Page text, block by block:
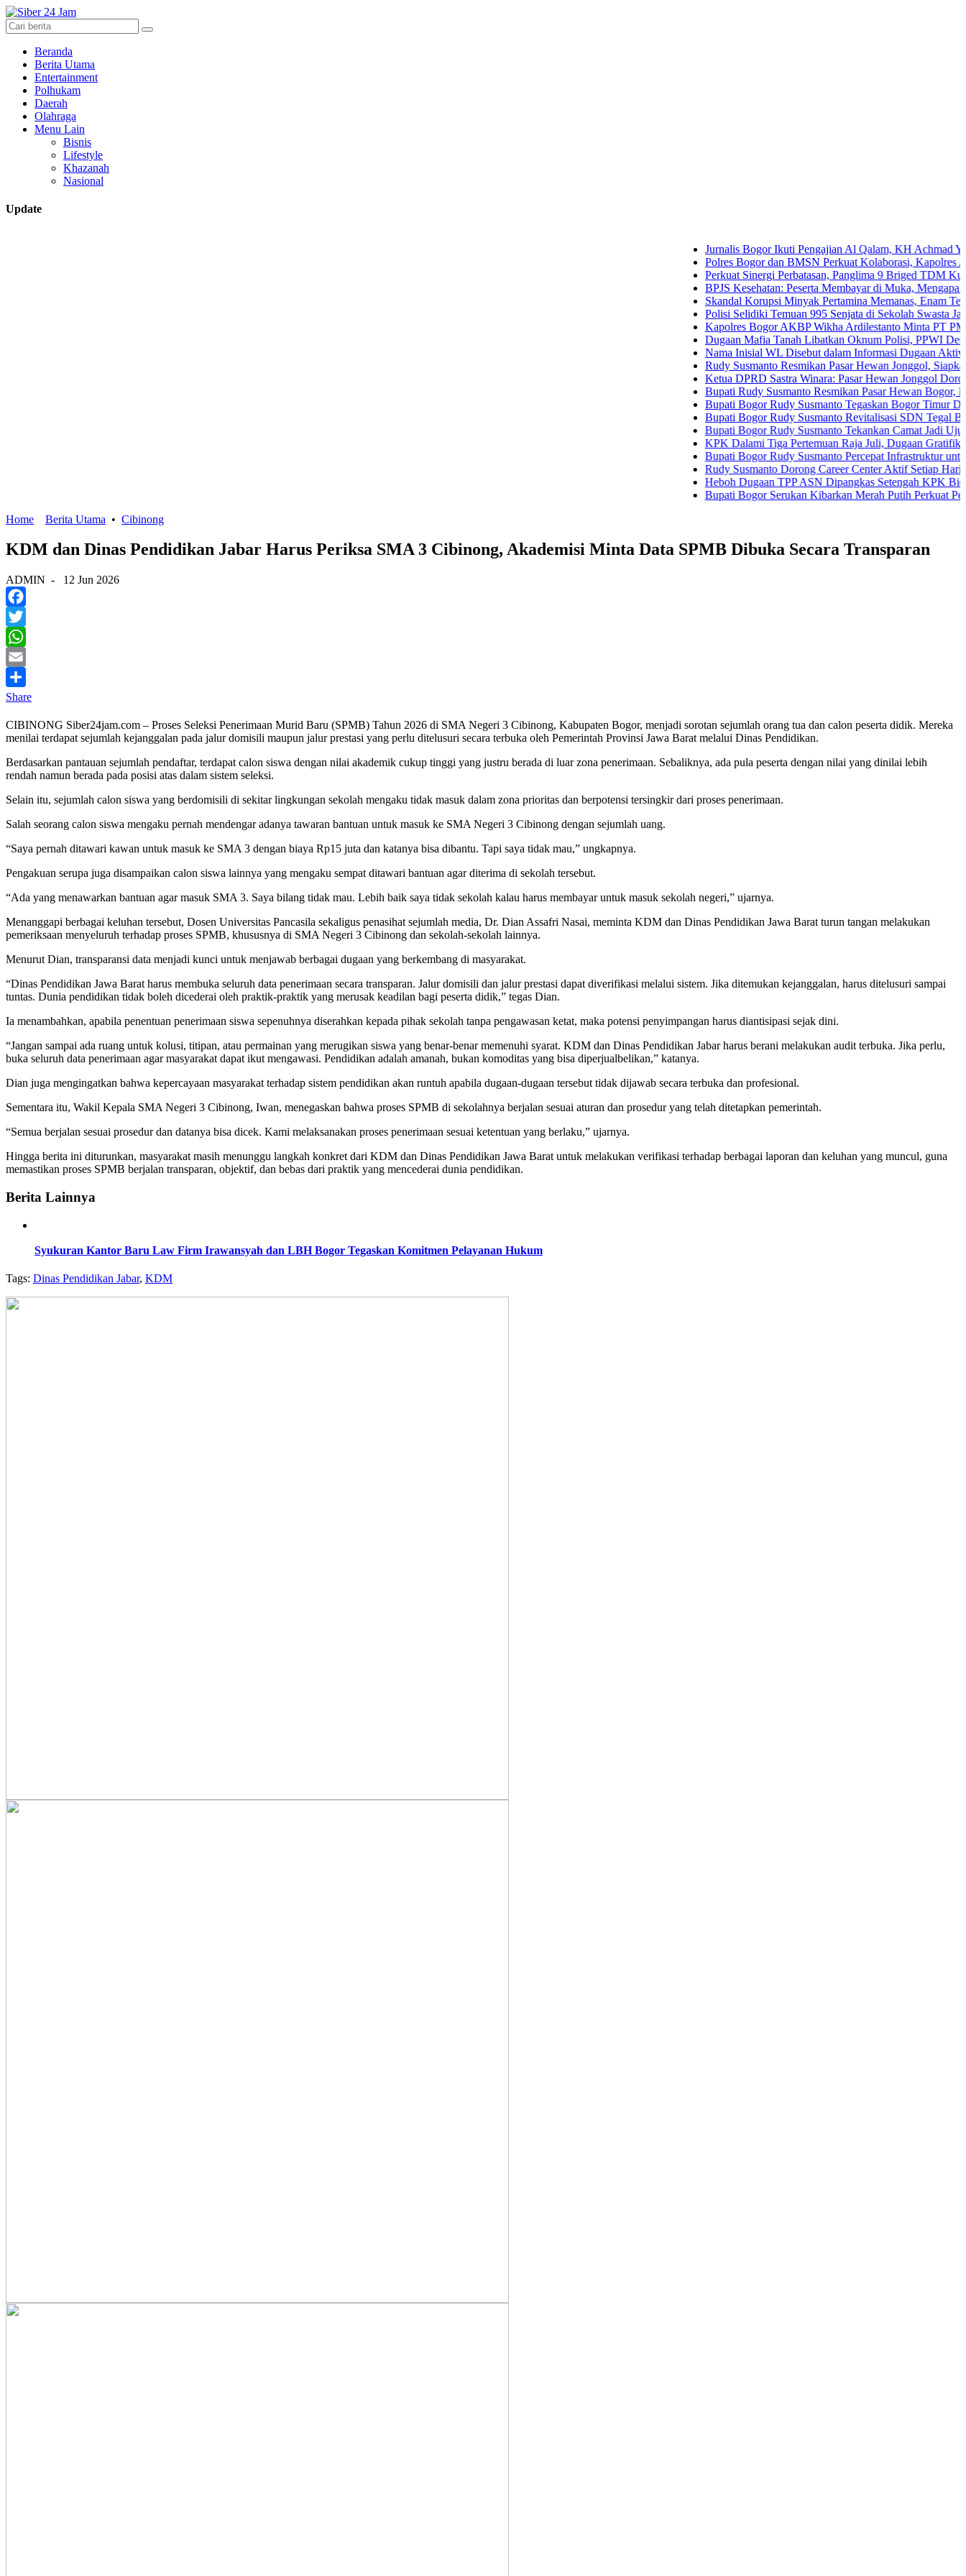
Beranda
Berita Utama
Entertainment
Polhukam
Daerah
Olahraga
Menu Lain
Bisnis
Lifestyle
Khazanah
Nasional
Update
Jurnalis Bogor Ikuti Pengajian Al Qalam, KH Achmad Yaudin
Polres Bogor dan BMSN Perkuat Kolaborasi, Kapolres Ajak
Perkuat Sinergi Perbatasan, Panglima 9 Briged TDM Kunjungi
BPJS Kesehatan: Peserta Membayar di Muka, Mengapa Masih
Skandal Korupsi Minyak Pertamina Memanas, Enam Tersangka
Polisi Selidiki Temuan 995 Senjata di Sekolah Swasta Jakarta
Kapolres Bogor AKBP Wikha Ardilestanto Minta PT PMC
Dugaan Mafia Tanah Libatkan Oknum Polisi, PPWI Desak
Nama Inisial WL Disebut dalam Informasi Dugaan Aktivitas di
Rudy Susmanto Resmikan Pasar Hewan Jonggol, Siapkan
Ketua DPRD Sastra Winara: Pasar Hewan Jonggol Dorong
Bupati Rudy Susmanto Resmikan Pasar Hewan Bogor,
Bupati Bogor Rudy Susmanto Tegaskan Bogor Timur Disiapkan
Bupati Bogor Rudy Susmanto Revitalisasi SDN Tegal Benteng,
Bupati Bogor Rudy Susmanto Tekankan Camat Jadi Ujung
KPK Dalami Tiga Pertemuan Raja Juli, Dugaan Gratifikasi
Bupati Bogor Rudy Susmanto Percepat Infrastruktur untuk
Rudy Susmanto Dorong Career Center Aktif Setiap Hari Perluas
Heboh Dugaan TPP ASN Dipangkas Setengah KPK Bidik
Bupati Bogor Serukan Kibarkan Merah Putih Perkuat Persatuan
Home
Berita Utama • Cibinong
KDM dan Dinas Pendidikan Jabar Harus Periksa SMA 3 Cibinong, Akademisi Minta Data SPMB Dibuka Secara Transparan
ADMIN - 12 Jun 2026
Facebook
Twitter
WhatsApp
Email
Share
CIBINONG Siber24jam.com – Proses Seleksi Penerimaan Murid Baru (SPMB) Tahun 2026 di SMA Negeri 3 Cibinong, Kabupaten Bogor, menjadi sorotan sejumlah orang tua dan calon peserta didik. Mereka
menilai terdapat sejumlah kejanggalan pada jalur domisili maupun jalur prestasi yang perlu ditelusuri secara terbuka oleh Pemerintah Provinsi Jawa Barat melalui Dinas Pendidikan.
Berdasarkan pantauan sejumlah pendaftar, terdapat calon siswa dengan nilai akademik cukup tinggi yang justru berada di luar zona penerimaan. Sebaliknya, ada pula peserta dengan nilai yang dinilai lebih
rendah namun berada pada posisi atas dalam sistem seleksi.
Selain itu, sejumlah calon siswa yang berdomisili di sekitar lingkungan sekolah mengaku tidak masuk dalam zona prioritas dan berpotensi tersingkir dari proses penerimaan.
Salah seorang calon siswa mengaku pernah mendengar adanya tawaran bantuan untuk masuk ke SMA Negeri 3 Cibinong dengan sejumlah uang.
“Saya pernah ditawari kawan untuk masuk ke SMA 3 dengan biaya Rp15 juta dan katanya bisa dibantu. Tapi saya tidak mau,” ungkapnya.
Pengakuan serupa juga disampaikan calon siswa lainnya yang mengaku sempat ditawari bantuan agar diterima di sekolah tersebut.
“Ada yang menawarkan bantuan agar masuk SMA 3. Saya bilang tidak mau. Lebih baik saya tidak sekolah kalau harus membayar untuk masuk sekolah negeri,” ujarnya.
Menanggapi berbagai keluhan tersebut, Dosen Universitas Pancasila sekaligus penasihat sejumlah media, Dr. Dian Assafri Nasai, meminta KDM dan Dinas Pendidikan Jawa Barat turun tangan melakukan
pemeriksaan menyeluruh terhadap proses SPMB, khususnya di SMA Negeri 3 Cibinong dan sekolah-sekolah lainnya.
Menurut Dian, transparansi data menjadi kunci untuk menjawab berbagai dugaan yang berkembang di masyarakat.
“Dinas Pendidikan Jawa Barat harus membuka seluruh data penerimaan secara transparan. Jalur domisili dan jalur prestasi dapat diverifikasi melalui sistem. Jika ditemukan kejanggalan, harus ditelusuri sampai
tuntas. Dunia pendidikan tidak boleh dicederai oleh praktik-praktik yang merusak keadilan bagi peserta didik,” tegas Dian.
Ia menambahkan, apabila penentuan penerimaan siswa sepenuhnya diserahkan kepada pihak sekolah tanpa pengawasan ketat, maka potensi penyimpangan harus diantisipasi sejak dini.
“Jangan sampai ada ruang untuk kolusi, titipan, atau permainan yang merugikan siswa yang benar-benar memenuhi syarat. KDM dan Dinas Pendidikan Jabar harus berani melakukan audit terbuka. Jika perlu,
buka seluruh data penerimaan agar masyarakat dapat ikut mengawasi. Pendidikan adalah amanah, bukan komoditas yang bisa diperjualbelikan,” katanya.
Dian juga mengingatkan bahwa kepercayaan masyarakat terhadap sistem pendidikan akan runtuh apabila dugaan-dugaan tersebut tidak dijawab secara terbuka dan profesional.
Sementara itu, Wakil Kepala SMA Negeri 3 Cibinong, Iwan, menegaskan bahwa proses SPMB di sekolahnya berjalan sesuai aturan dan prosedur yang telah ditetapkan pemerintah.
“Semua berjalan sesuai prosedur dan datanya bisa dicek. Kami melaksanakan proses penerimaan sesuai ketentuan yang berlaku,” ujarnya.
Hingga berita ini diturunkan, masyarakat masih menunggu langkah konkret dari KDM dan Dinas Pendidikan Jawa Barat untuk melakukan verifikasi terhadap berbagai laporan dan keluhan yang muncul, guna
memastikan proses SPMB berjalan transparan, objektif, dan bebas dari praktik yang mencederai dunia pendidikan.
Berita Lainnya
Syukuran Kantor Baru Law Firm Irawansyah dan LBH Bogor Tegaskan Komitmen Pelayanan Hukum
Tags: Dinas Pendidikan Jabar, KDM